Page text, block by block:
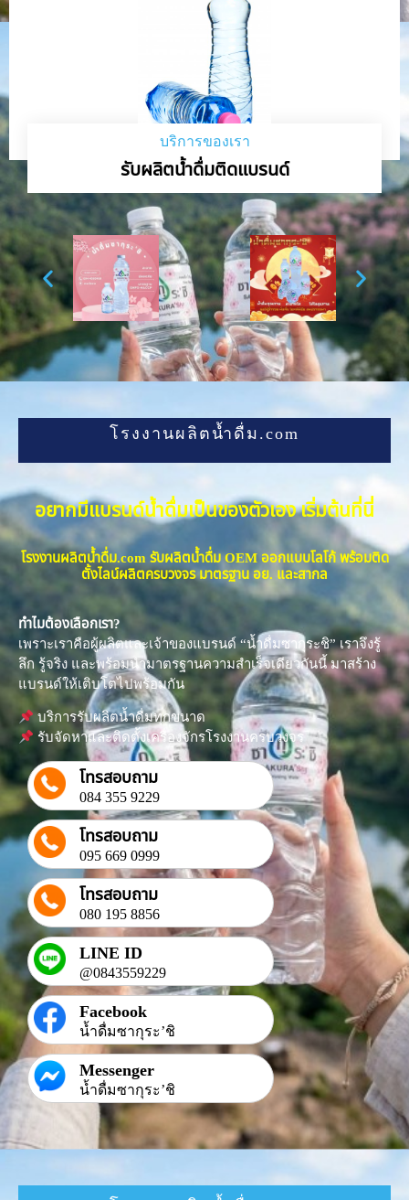
บริการของเรา
รับผลิตน้ำดื่มติดแบรนด์
โรงงานผลิตน้ำดื่ม.com
อยากมีแบรนด์น้ำดื่มเป็นของตัวเอง เริ่มต้นที่นี่
โรงงานผลิตน้ำดื่ม.com รับผลิตน้ำดื่ม OEM ออกแบบโลโก้ พร้อมติด
ตั้งไลน์ผลิตครบวงจร มาตรฐาน อย. และสากล
ทำไมต้องเลือกเรา?
เพราะเราคือผู้ผลิตและเจ้าของแบรนด์ “น้ำดื่มซากุระชิ” เราจึงรู้
ลึก รู้จริง และพร้อมนำมาตรฐานความสำเร็จเดียวกันนี้ มาสร้าง
แบรนด์ให้เติบโตไปพร้อมกัน
บริการรับผลิตน้ำดื่มทุกขนาด
รับจัดหาและติดตั้งเครื่องจักรโรงงานครบวงจร
โทรสอบถาม
084 355 9229
โทรสอบถาม
095 669 0999
โทรสอบถาม
080 195 8856
LINE ID
@0843559229
Facebook
น้ำดื่มซากุระ’ชิ
Messenger
น้ำดื่มซากุระ’ชิ